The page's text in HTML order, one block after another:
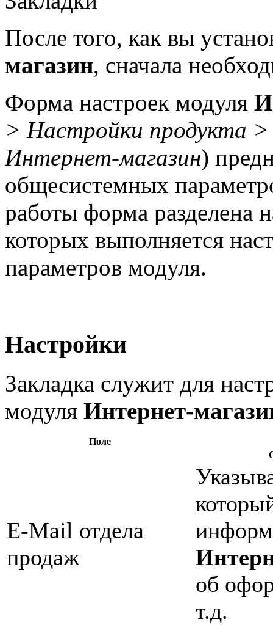
После того, как вы
магазин, сначала
Форма настроек модуля
> Настройки продукта
Интернет-магазин)
общесистемных
работы форма разделена
которых выполняется
параметров модуля.
Настройки
Закладка служит для
модуля Интернет-
Поле
E-Mail отдела
продаж
об
т.д.